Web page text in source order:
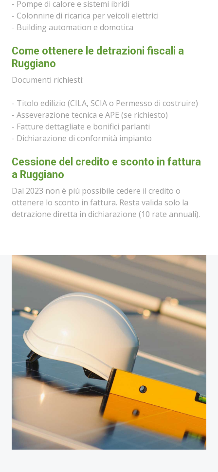
- Pompe di calore e sistemi ibridi
- Colonnine di ricarica per veicoli elettrici
- Building automation e domotica
Come ottenere le detrazioni fiscali a
Ruggiano
Documenti richiesti:
- Titolo edilizio (CILA, SCIA o Permesso di costruire)
- Asseverazione tecnica e APE (se richiesto)
- Fatture dettagliate e bonifici parlanti
- Dichiarazione di conformità impianto
Cessione del credito e sconto in fattura
a Ruggiano
Dal 2023 non è più possibile cedere il credito o
ottenere lo sconto in fattura. Resta valida solo la
detrazione diretta in dichiarazione (10 rate annuali).